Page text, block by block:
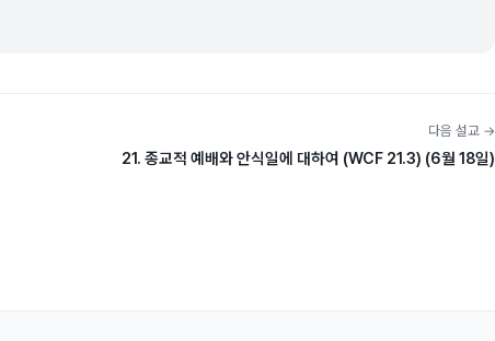
다음 설교 →
21. 종교적 예배와 안식일에 대하여 (WCF 21.3) (6월 18일)